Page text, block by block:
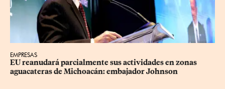
EMPRESAS
EU reanudará parcialmente sus actividades en zonas
aguacateras de Michoacán: embajador Johnson